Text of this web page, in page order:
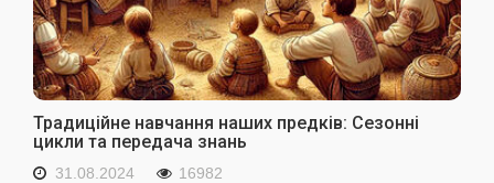
Традиційне навчання наших предків: Сезонні
цикли та передача знань
31.08.2024 16982